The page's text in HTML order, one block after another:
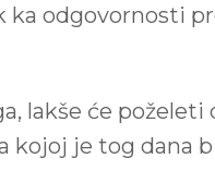
ka odgovornosti
lakše će
kojoj je tog dana